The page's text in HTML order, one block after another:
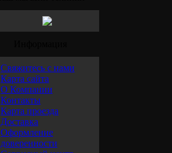
Свяжитесь с нами
Карта сайта
О Компании
Контакты
Карта проезда
Доставка
Оформление
доверенности